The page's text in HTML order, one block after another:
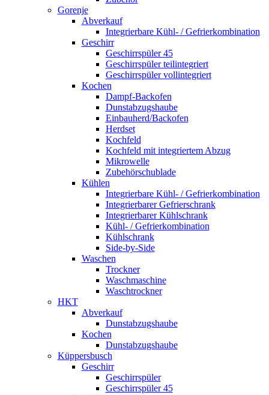
Gorenje
Abverkauf
Integrierbare Kühl- / Gefrierkombination
Geschirr
Geschirrspüler 45
Geschirrspüler teilintegriert
Geschirrspüler vollintegriert
Kochen
Dampf-Backofen
Dunstabzugshaube
Einbauherd/Backofen
Herdset
Kochfeld
Kochfeld mit integriertem Abzug
Mikrowelle
Zubehörschublade
Kühlen
Integrierbare Kühl- / Gefrierkombination
Integrierbarer Gefrierschrank
Integrierbarer Kühlschrank
Kühl- / Gefrierkombination
Kühlschrank
Side-by-Side
Waschen
Trockner
Waschmaschine
Waschtrockner
HKT
Abverkauf
Dunstabzugshaube
Kochen
Dunstabzugshaube
Küppersbusch
Geschirr
Geschirrspüler
Geschirrspüler 45